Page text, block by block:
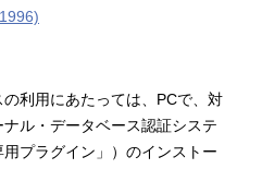
利用にあたっては、PCで、対
ル・データベース認証システ
プラグイン」）のインストー